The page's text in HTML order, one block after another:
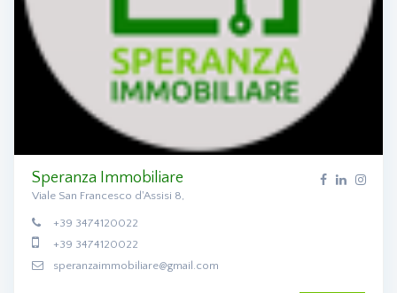
Speranza Immobiliare
Viale San Francesco d'Assisi 8,
+39 3474120022
+39 3474120022
speranzaimmobiliare@gmail.com